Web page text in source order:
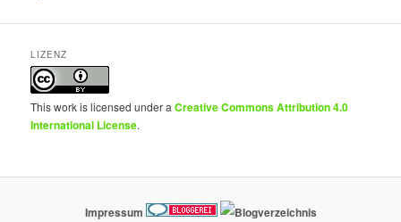
LIZENZ
This work is licensed under aCreative Commons Attribution 4.0
International License.
Impressum